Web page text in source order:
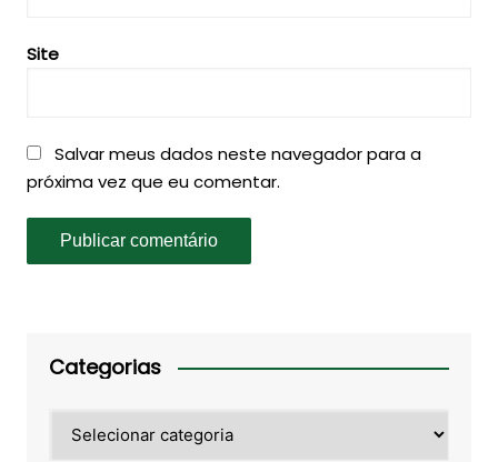
Site
Salvar meus dados neste navegador para a
próxima vez que eu comentar.
Categorias